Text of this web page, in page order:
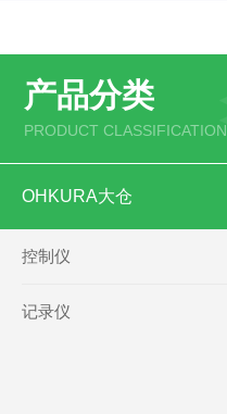
产品分类
PRODUCT CLASSIFICATION
OHKURA大仓
控制仪
记录仪